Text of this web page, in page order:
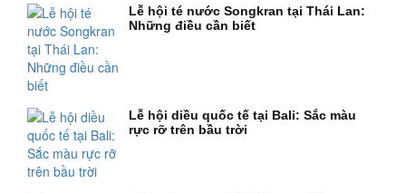
Lễ hội té nước Songkran tại Thái Lan:
Những điều cần biết
Lễ hội diều quốc tế tại Bali: Sắc màu
rực rỡ trên bầu trời